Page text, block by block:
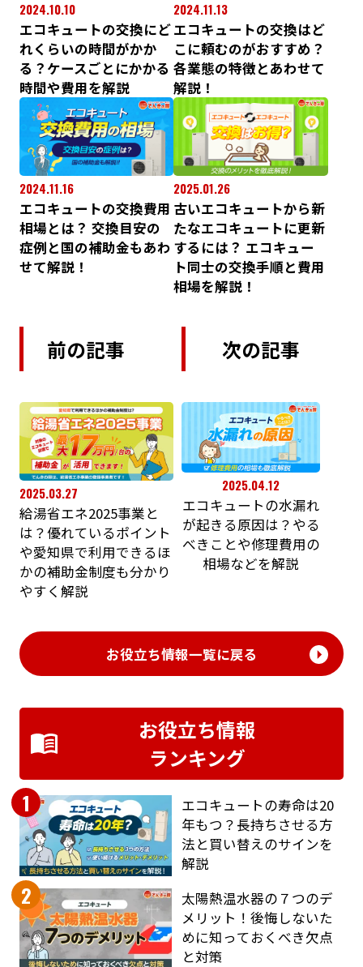
2024.10.10
エコキュートの交換にど
れくらいの時間がかか
る？ケースごとにかかる
時間や費用を解説
2024.11.13
エコキュートの交換はど
こに頼むのがおすすめ？
各業態の特徴とあわせて
解説！
2024.11.16
エコキュートの交換費用
相場とは？ 交換目安の
症例と国の補助金もあわ
せて解説！
2025.01.26
古いエコキュートから新
たなエコキュートに更新
するには？ エコキュー
ト同士の交換手順と費用
相場を解説！
前の記事
2025.03.27
給湯省エネ2025事業と
は？優れているポイント
や愛知県で利用できるほ
かの補助金制度も分かり
やすく解説
次の記事
2025.04.12
エコキュートの水漏れ
が起きる原因は？やる
べきことや修理費用の
相場などを解説
お役立ち情報一覧に戻る
お役立ち情報
ランキング
1
エコキュートの寿命は20
年もつ？長持ちさせる方
法と買い替えのサインを
解説
2
太陽熱温水器の７つのデ
メリット！後悔しないた
めに知っておくべき欠点
と対策